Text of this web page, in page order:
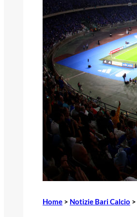
Home > Notizie Bari Calcio >